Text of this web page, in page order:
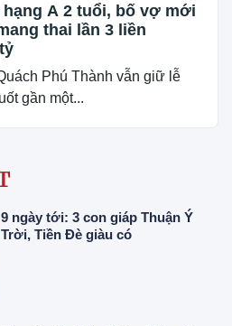
A 2 tuổi, bố vợ mới
thai lần 3 liền
Phú Thành vẫn giữ lễ
gần một...
9 ngày tới: 3 con giáp Thuận Ý
Trời, Tiền Đè giàu có